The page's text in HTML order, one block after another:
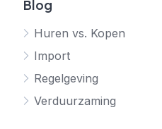
Blog
Huren vs. Kopen
Import
Regelgeving
Verduurzaming